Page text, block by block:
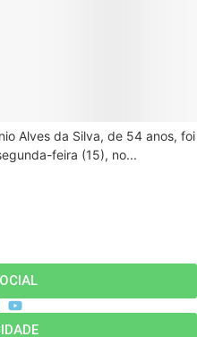
Alves da Silva, de 54 anos, foi
feira (15), no...